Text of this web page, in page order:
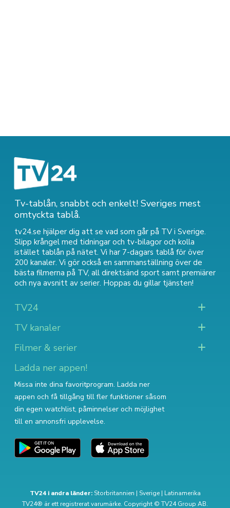
Tv-tablån, snabbt och enkelt! Sveriges mest
omtyckta tablå.
tv24.se hjälper dig att se vad som går på TV i Sverige.
Slipp krångel med tidningar och tv-bilagor och kolla
istället tablån på nätet. Vi har 7-dagars tablå för över
200 kanaler. Vi gör också en sammanställning över de
bästa filmerna på TV, all direktsänd sport samt premiärer
och nya avsnitt av serier. Hoppas du gillar tjänsten!
TV24
TV kanaler
Filmer & serier
Ladda ner appen!
Missa inte dina favoritprogram. Ladda ner
appen och få tillgång till fler funktioner såsom
din egen watchlist, påminnelser och möjlighet
till en annonsfri upplevelse.
TV24 i andra länder: Storbritannien | Sverige| Latinamerika
TV24® är ett registrerat varumärke. Copyright © TV24 Group AB.